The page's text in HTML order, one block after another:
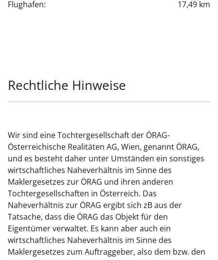
Flughafen:
17,49 km
Rechtliche Hinweise
Wir sind eine Tochtergesellschaft der ÖRAG-
Österreichische Realitäten AG, Wien, genannt ÖRAG,
und es besteht daher unter Umständen ein sonstiges
wirtschaftliches Naheverhältnis im Sinne des
Maklergesetzes zur ÖRAG und ihren anderen
Tochtergesellschaften in Österreich. Das
Naheverhältnis zur ÖRAG ergibt sich zB aus der
Tatsache, dass die ÖRAG das Objekt für den
Eigentümer verwaltet. Es kann aber auch ein
wirtschaftliches Naheverhältnis im Sinne des
Maklergesetzes zum Auftraggeber, also dem bzw. den